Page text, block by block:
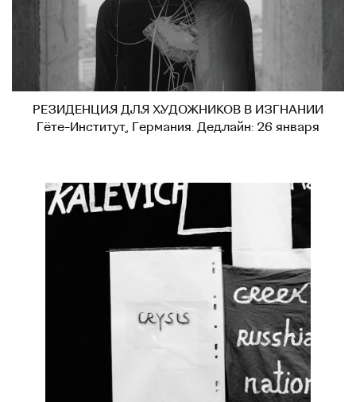
РЕЗИДЕНЦИЯ ДЛЯ ХУДОЖНИКОВ В ИЗГНАНИИ
Гёте-Институт, Германия. Дедлайн: 26 января